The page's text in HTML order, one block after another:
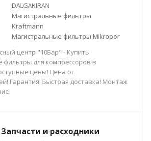
DALGAKIRAN
Магистральные фильтры
Kraftmann
Магистральные фильтры Mikropor
центр "10Бар" - Купить
фильтры для компрессоров в
цены! Цена от
Гарантия! Быстрая доставка! Монтаж
Запчасти и расходники